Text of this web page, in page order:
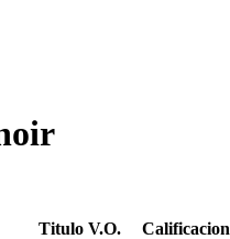
Titulo V.O. Calificacion